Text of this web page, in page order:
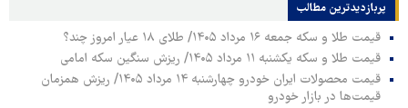
پربازدیدترین‌ مطالب
قیمت طلا و سکه جمعه ۱۶ مرداد ۱۴۰۵/ طلای ۱۸ عیار امروز چند؟
قیمت طلا و سکه یکشنبه ۱۱ مرداد ۱۴۰۵/ ریزش سنگین سکه امامی
قیمت محصولات ایران خودرو چهارشنبه ۱۴ مرداد ۱۴۰۵/ ریزش همزمان
قیمت‌ها در بازار خودرو